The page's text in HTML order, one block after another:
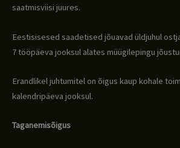
saatmisviisi juures.
Eestisisesed saadetised jõuavad üldjuhul
7 tööpäeva jooksul alates müügilepingu
Erandlikel juhtumitel on õigus kaup kohale
kalendripäeva jooksul.
Taganemisõigus